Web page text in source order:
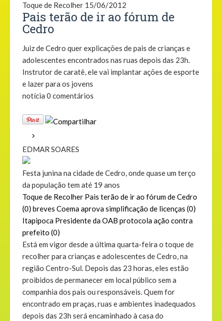
Toque de Recolher 15/06/2012
Pais terão de ir ao fórum de
Cedro
Juiz de Cedro quer explicações de pais de crianças e
adolescentes encontrados nas ruas depois das 23h.
Instrutor de caratê, ele vai implantar ações de esporte
e lazer para os jovens
notícia 0 comentários
EDMAR SOARES
Festa junina na cidade de Cedro, onde quase um terço
da população tem até 19 anos
Toque de Recolher Pais terão de ir ao fórum de Cedro
(0) breves Coema aprova simplificação de licenças (0)
Itapipoca Presidente da OAB protocola ação contra
prefeito (0)
Está em vigor desde a última quarta-feira o toque de
recolher para crianças e adolescentes de Cedro, na
região Centro-Sul. Depois das 23 horas, eles estão
proibidos de permanecer em local público sem a
companhia dos pais ou responsáveis. Quem for
encontrado em praças, ruas e ambientes inadequados
depois das 23h será encaminhado à casa do